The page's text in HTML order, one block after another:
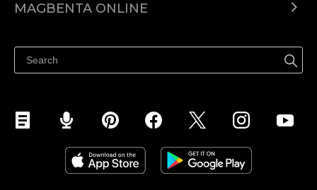
Help center
MAGBENTA ONLINE
Ibenta sa Facebook